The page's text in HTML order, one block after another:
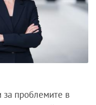
за проблемите в